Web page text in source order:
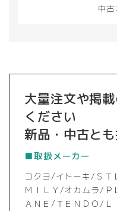
中
大量注文や掲
ください
新品・中古と
■取扱メーカー
コクヨ/イトーキ/ＳＴ
ＭＩＬＹ/オカムラ/Ｐ
ＡＮＥ/ＴＥＮＤＯ/Ｌ